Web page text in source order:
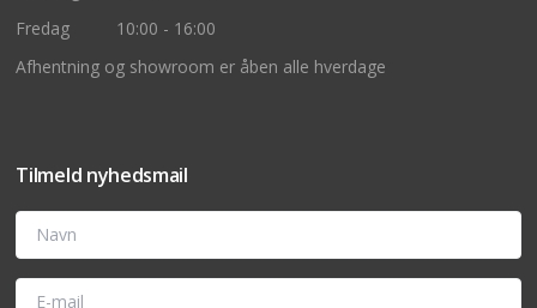
Fredag
10:00 - 16:00
Afhentning og showroom er åben alle hverdage
Tilmeld nyhedsmail
Navn
E-mail